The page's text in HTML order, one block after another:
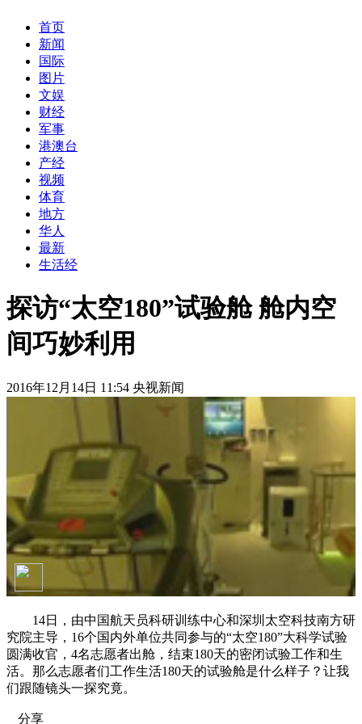
首页
新闻
国际
图片
文娱
财经
军事
港澳台
产经
视频
体育
地方
华人
最新
生活经
探访“太空180”试验舱 舱内空
间巧妙利用
2016年12月14日 11:54 央视新闻
14日，由中国航天员科研训练中心和深圳太空科技南方研
究院主导，16个国内外单位共同参与的“太空180”大科学试验
圆满收官，4名志愿者出舱，结束180天的密闭试验工作和生
活。那么志愿者们工作生活180天的试验舱是什么样子？让我
们跟随镜头一探究竟。
分享